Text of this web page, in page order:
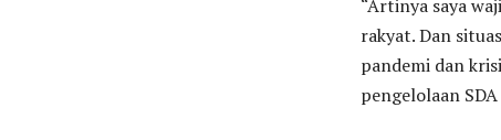
“Artinya saya
rakyat. Dan
pandemi dan
pengelolaan